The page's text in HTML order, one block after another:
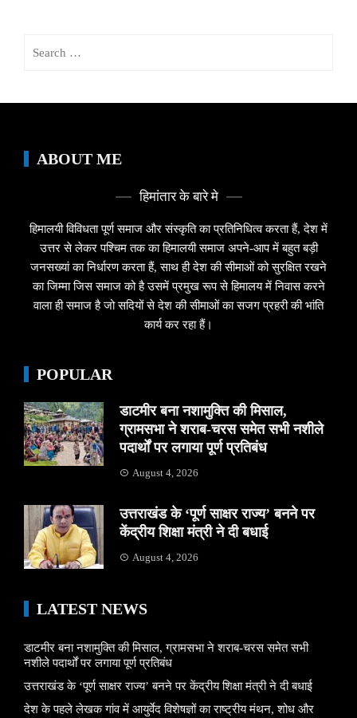
ABOUT ME
हिमांतार के बारे मे
हिमालयी विविधता पूर्ण समाज और संस्कृति का प्रतिनिधित्व करता हैं, देश में
उत्तर से लेकर पश्चिम तक का हिमालयी समाज अपने-आप में बहुत बड़ी
जनसख्यां का निर्धारण करता हैं, साथ ही देश की सीमाओं को सुरक्षित रखने
का जिम्मा जिस समाज को है उसमें प्रमुख रूप से हिमालय में निवास करने
वाला ही समाज है जो सदियों से देश की सीमाओं का सजग प्रहरी की भांति
कार्य कर रहा हैं।
POPULAR
डाटमीर बना नशामुक्ति की मिसाल,
ग्रामसभा ने शराब-चरस समेत सभी नशीले
पदार्थों पर लगाया पूर्ण प्रतिबंध
August 4, 2026
उत्तराखंड के ‘पूर्ण साक्षर राज्य’ बनने पर
केंद्रीय शिक्षा मंत्री ने दी बधाई
August 4, 2026
LATEST NEWS
डाटमीर बना नशामुक्ति की मिसाल, ग्रामसभा ने शराब-चरस समेत सभी
नशीले पदार्थों पर लगाया पूर्ण प्रतिबंध
उत्तराखंड के ‘पूर्ण साक्षर राज्य’ बनने पर केंद्रीय शिक्षा मंत्री ने दी बधाई
देश के पहले लेखक गांव में आयुर्वेद विशेषज्ञों का राष्ट्रीय मंथन, शोध और